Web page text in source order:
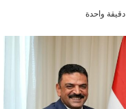
دقيقة واحدة